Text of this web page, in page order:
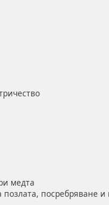
медта
посребряване